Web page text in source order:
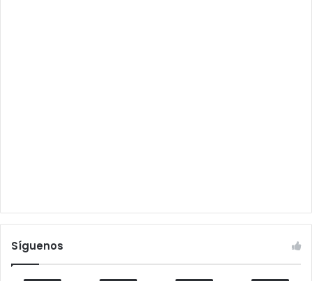
Síguenos